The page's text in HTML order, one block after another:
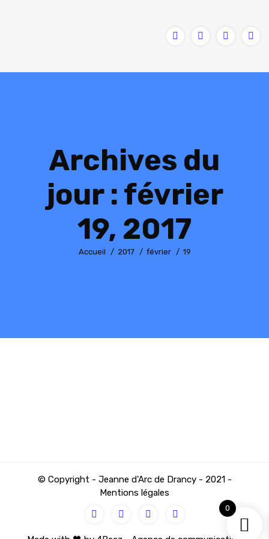
Archives du
jour : février
19, 2017
Vous êtes ici :
Accueil 2017 février 19
0
© Copyright - Jeanne d'Arc de Drancy - 2021 -
Mentions légales